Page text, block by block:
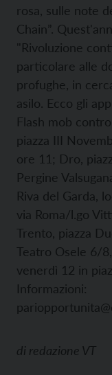
rosa, sulle note
Chain”.
"Rivoluzione
particolare alle
profughe, in
asilo. Ecco gli
Flash mob
piazza III
ore 11; Dro,
Pergine
Riva del Garda,
via Roma/l.go
Trento, piazza
Teatro Osele 6/
venerdì 12 in
Informazioni:
di redazione VT